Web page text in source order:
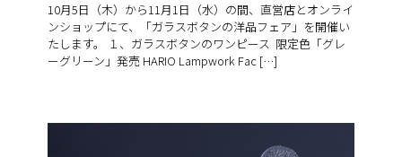
10月5日（木）から11月1日（水）の間、直営店とオンライ
ンショップにて、「ガラスボタンの洋品フェア」を開催い
たします。 １、ガラスボタンのワンピース 限定色「グレ
ーグリーン」発売 HARIO Lampwork Fac […]